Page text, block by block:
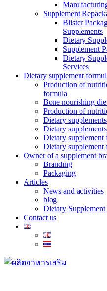
Supplement
Blister
Supplements​
Dietary
Supplement
Dietary
Services
Dietary supplement
Production of
formula
Bone nourishing
Production of
Dietary
Dietary
Dietary supplement
Dietary supplement
Owner of a supplement
Branding
Packaging
Articles
News and activities
blog
Dietary Supplement
Contact us